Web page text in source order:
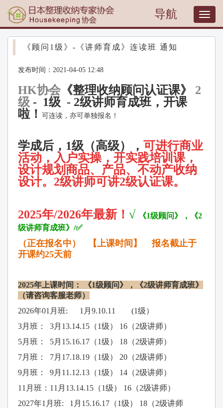
导航
T
o
g
《顾问1级》-《讲师育成》连读班 通知
发布时间：2021-04-05 12:48
HK协会 《整理收纳顾问认证课》 2
级 - 1级 - 2级讲师育成班，开课
啦！ 可连读，亦可单独报名！
学成后，1级（高级） ， 可进行商业
活动 ，入 户实操，开实践培训课，
设计规划商品、 产品、不动产收纳
设计。2级讲师可讲2级认证课。
2025年/2026年最新！ √ 《1级顾问》，《2
级讲师育成班》/✅
（正在报名中）
【上课时间】 报名截止于
开课约25天前
2025年上课时间 ： 《1级顾问》，《2级讲师育成班》
（请咨询客服老师）
2026年01月班: 1月9.10.11 (1级）
3月班： 3月 13.14.15 （1级） 16 （2级讲师）
5月班： 5月 15.16.17 （1级） 18 （2级讲师）
7月班： 7月 17.18.19 （1级） 20 （2级讲师）
9月班： 9月 11.12.13 （1级） 14 （2级讲师）
11 月班： 11 月 13.14.15 （1级） 16 （2级讲师）
2027年1月班: 1月15.16.17（1级） 18（2级讲师